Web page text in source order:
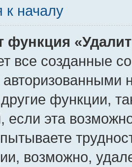
к началу
функция
все созданные
авторизованными
функции,
если эта
возможно,